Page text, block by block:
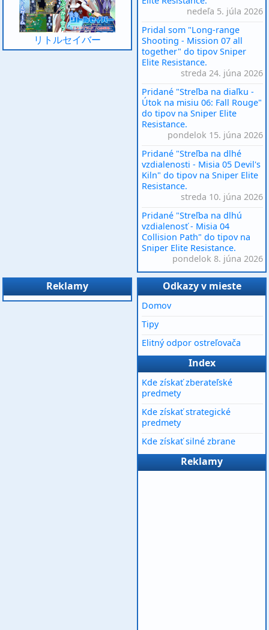
リトルセイバー
nedeľa 5. júla 2026
Pridal som "Long-range
Shooting - Mission 07 all
together" do tipov Sniper
Elite Resistance.
streda 24. júna 2026
Pridané "Streľba na diaľku -
Útok na misiu 06: Fall Rouge"
do tipov na Sniper Elite
Resistance.
pondelok 15. júna 2026
Pridané "Streľba na dlhé
vzdialenosti - Misia 05 Devil's
Kiln" do tipov na Sniper Elite
Resistance.
streda 10. júna 2026
Pridané "Streľba na dlhú
vzdialenosť - Misia 04
Collision Path" do tipov na
Sniper Elite Resistance.
pondelok 8. júna 2026
Reklamy Odkazy v mieste
Domov
Tipy
Elitný odpor ostreľovača
Index
Kde získať zberateľské
predmety
Kde získať strategické
predmety
Kde získať silné zbrane
Reklamy